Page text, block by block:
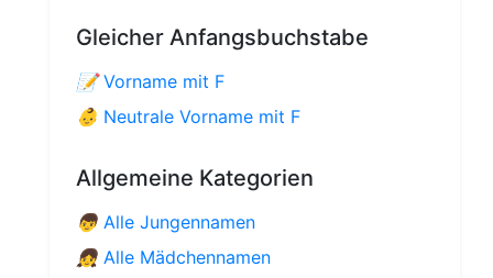
Gleicher Anfangsbuchstabe
📝Vorname mit F
👶 Neutrale Vorname mit F
Allgemeine Kategorien
👦 Alle Jungennamen
👧 Alle Mädchennamen